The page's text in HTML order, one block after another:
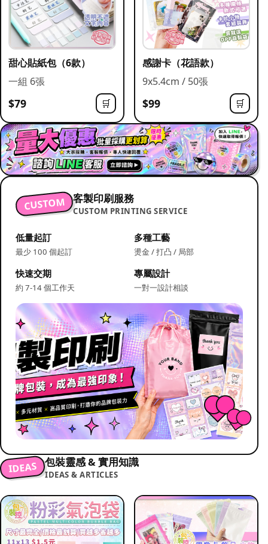
甜心貼紙包（6款）
一組 6張
$79 🛒
感謝卡（花語款）
9x5.4cm / 50張
$99 🛒
CUSTOM 客製印刷服務
CUSTOM PRINTING SERVICE
低量起訂
最少 100 個起訂
多種工藝
燙金 / 打凸 / 局部
快速交期
約 7-14 個工作天
專屬設計
一對一設計相談
IDEAS 包裝靈感 & 實用知識
IDEAS & ARTICLES